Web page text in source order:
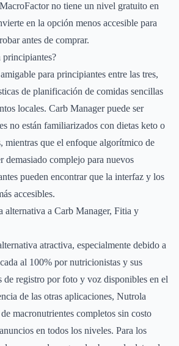
no tiene un nivel gratuito en
en la opción menos accesible para
antes de comprar.
principiantes?
para principiantes entre las tres,
de planificación de comidas sencillas
locales. Carb Manager puede ser
no están familiarizados con dietas keto o
mientras que el enfoque algorítmico de
demasiado complejo para nuevos
pueden encontrar que la interfaz y los
accesibles.
alternativa a Carb Manager, Fitia y
atractiva, especialmente debido a
al 100% por nutricionistas y sus
de registro por foto y voz disponibles en el
de las otras aplicaciones, Nutrola
macronutrientes completos sin costo
en todos los niveles. Para los